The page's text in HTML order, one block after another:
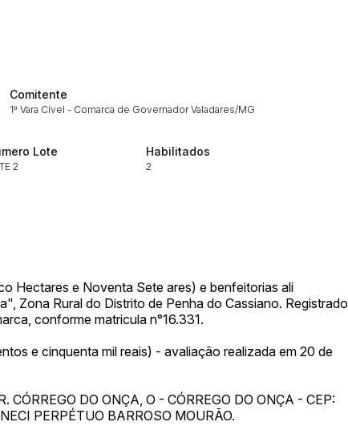
Comitente
1ª Vara Cível - Comarca de Governador Valadares/MG
Lote
2
Habilitados
2
Hectares e Noventa Sete ares) e benfeitorias ali
Zona Rural do Distrito de Penha do Cassiano. Registrado
conforme matricula n°16.331.
e cinquenta mil reais) - avaliação realizada em 20 de
CÓRREGO DO ONÇA, O - CÓRREGO DO ONÇA - CEP:
PERPÉTUO BARROSO MOURÃO.
Histórico de Propostas
14/04/2025 18:43:11 TIAGOFELIPE